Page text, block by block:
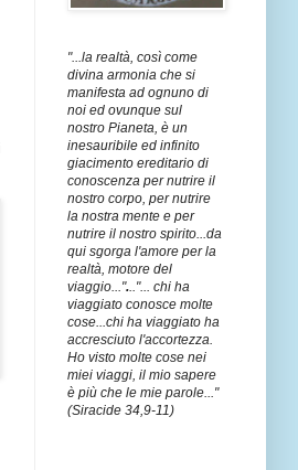
"...la realtà, così come
divina armonia che si
manifesta ad ognuno di
noi ed ovunque sul
nostro Pianeta, è un
inesauribile ed infinito
giacimento ereditario di
conoscenza per nutrire il
nostro corpo, per nutrire
la nostra mente e per
nutrire il nostro spirito...da
qui sgorga l'amore per la
realtà, motore del
viaggio..."..."... chi ha
viaggiato conosce molte
cose...chi ha viaggiato ha
accresciuto l'accortezza.
Ho visto molte cose nei
miei viaggi, il mio sapere
è più che le mie parole..."
(Siracide 34,9-11)